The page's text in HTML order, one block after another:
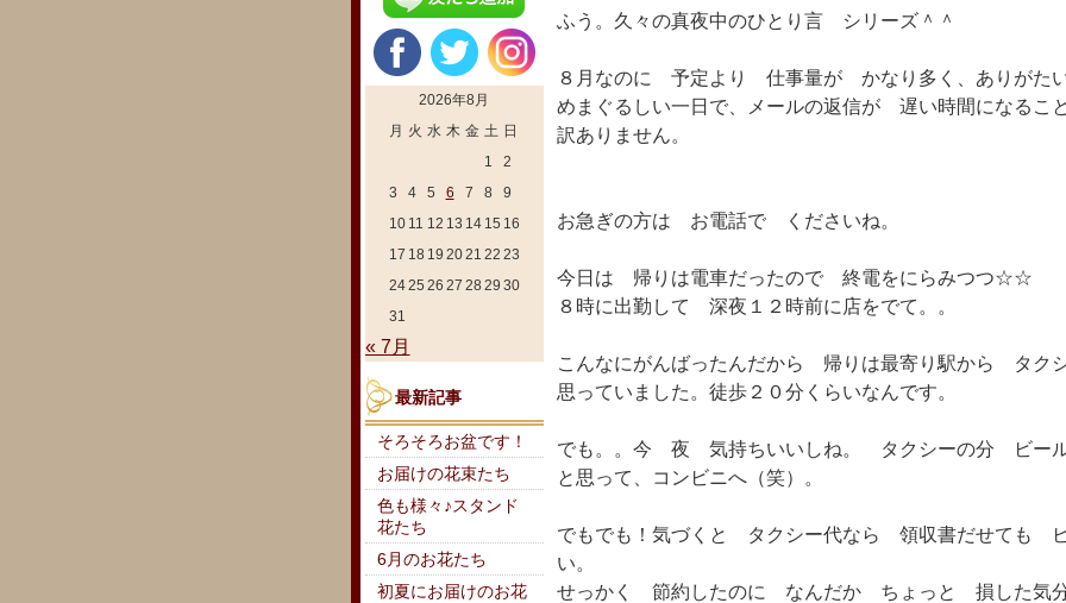
ふう。久々の真夜中のひとり言 シリーズ＾＾
８月なのに 予定より 仕事量が かなり多く、ありがたい
めまぐるしい一日で、メールの返信が 遅い時間になるこ
訳ありません。
お急ぎの方は お電話で くださいね。
今日は 帰りは電車だったので 終電をにらみつつ☆☆
８時に出勤して 深夜１２時前に店をでて。。
こんなにがんばったんだから 帰りは最寄り駅から タク
思っていました。徒歩２０分くらいなんです。
でも。。今 夜 気持ちいいしね。 タクシーの分 ビール
と思って、コンビニへ（笑）。
でもでも！気づくと タクシー代なら 領収書だせても
い。
せっかく 節約したのに なんだか ちょっと 損した気
2026年8月
月 火 水 木 金 土 日
1
2
3
4 5 6 7 8
9
10 11 12 13 14 15 16
17 18 19 2021 22 23
2425 26 27 28 29 30
31
« 7月
最新記事
そろそろお盆です！
お届けの花束たち
色も様々♪スタンド
花たち
6月のお花たち
初夏にお届けのお花